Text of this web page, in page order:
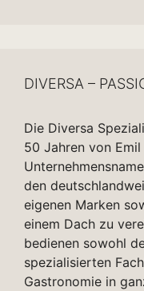
DIVERSA –
Die Diversa
50 Jahren von
den
eigenen Marken
einem Dach zu
bedienen sowohl
spezialisierten
Gastronomie in